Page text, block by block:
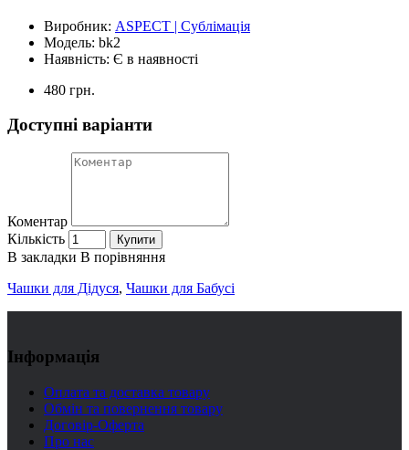
Виробник: ASPECT | Сублімація
Модель: bk2
Наявність: Є в наявності
480 грн.
Доступні варіанти
Коментар
Кількість
Купити
В закладки В порівняння
Чашки для Дідуся, Чашки для Бабусі
Інформація
Оплата та доставка товару
Обмін та повернення товару
Договір-Оферта
Про нас